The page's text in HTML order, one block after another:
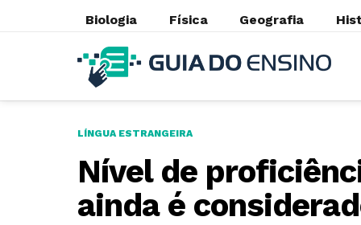
Biologia Física Geografia
LÍNGUA ESTRANGEIRA
Nível de
ainda é